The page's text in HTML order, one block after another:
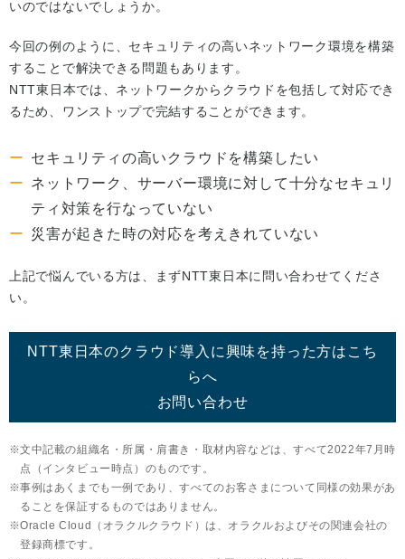
いのではないでしょうか。
今回の例のように、セキュリティの高いネットワーク環境を構築
することで解決できる問題もあります。
NTT東日本では、ネットワークからクラウドを包括して対応でき
るため、ワンストップで完結することができます。
セキュリティの高いクラウドを構築したい
ネットワーク、サーバー環境に対して十分なセキュリ
ティ対策を行なっていない
災害が起きた時の対応を考えきれていない
上記で悩んでいる方は、まずNTT東日本に問い合わせてくださ
い。
NTT東日本のクラウド導入に興味を持った方はこち
らへ
お問い合わせ
文中記載の組織名・所属・肩書き・取材内容などは、すべて2022年7月時
点（インタビュー時点）のものです。
事例はあくまでも一例であり、すべてのお客さまについて同様の効果があ
ることを保証するものではありません。
Oracle Cloud（オラクルクラウド）は、オラクルおよびその関連会社の
登録商標です。